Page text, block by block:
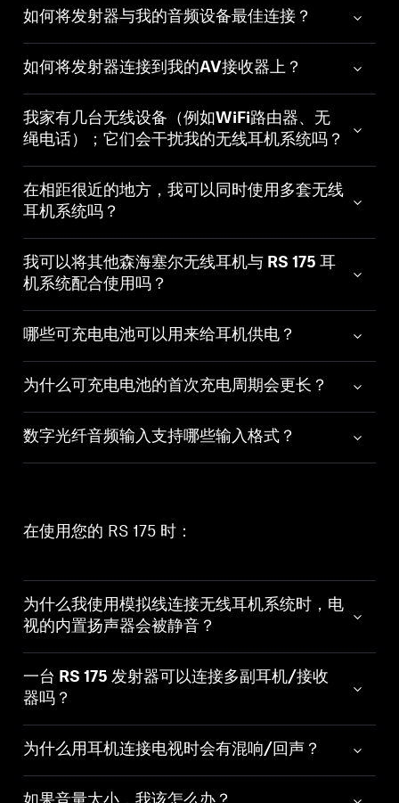
如何将发射器与我的音频设备最佳连接？
如何将发射器连接到我的AV接收器上？
我家有几台无线设备（例如WiFi路由器、无
绳电话）；它们会干扰我的无线耳机系统吗？
在相距很近的地方，我可以同时使用多套无线
耳机系统吗？
我可以将其他森海塞尔无线耳机与 RS 175 耳
机系统配合使用吗？
哪些可充电电池可以用来给耳机供电？
为什么可充电电池的首次充电周期会更长？
数字光纤音频输入支持哪些输入格式？
在使用您的 RS 175 时：
为什么我使用模拟线连接无线耳机系统时，电
视的内置扬声器会被静音？
一台 RS 175 发射器可以连接多副耳机/接收
器吗？
为什么用耳机连接电视时会有混响/回声？